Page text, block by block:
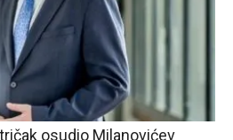
osudio Milanovićev